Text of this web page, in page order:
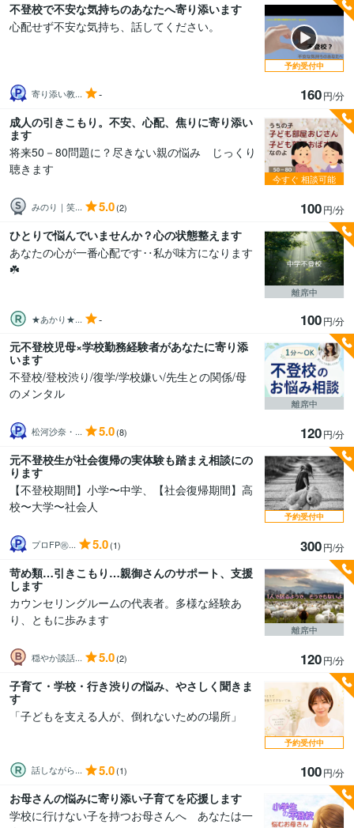
不登校で不安な気持ちのあなたへ寄り添います
心配せず不安な気持ち、話してください。
寄り添い教... - 160円/分
予約受付中
成人の引きこもり。不安、心配、焦りに寄り添い
ます
将来50－80問題に？尽きない親の悩み じっくり
聴きます
みのり｜笑... 5.0(2) 100円/分
今すぐ 相談可能
ひとりで悩んでいませんか？心の状態整えます
あなたの心が一番心配です‥私が味方になります
☘️
★あかり★... - 100円/分
離席中
元不登校児母×学校勤務経験者があなたに寄り添
います
不登校/登校渋り/復学/学校嫌い/先生との関係/母
のメンタル
松河沙奈・... 5.0(8) 120円/分
離席中
元不登校生が社会復帰の実体験も踏まえ相談にの
ります
【不登校期間】小学〜中学、【社会復帰期間】高
校〜大学〜社会人
プロFP㊗... 5.0(1) 300円/分
予約受付中
苛め類…引きこもり…親御さんのサポート、支援
します
カウンセリングルームの代表者。多様な経験あ
り、ともに歩みます
穏やか談話... 5.0(2) 120円/分
離席中
子育て・学校・行き渋りの悩み、やさしく聞きま
す
「子どもを支える人が、倒れないための場所」
話しながら... 5.0(1) 100円/分
予約受付中
お母さんの悩みに寄り添い子育てを応援します
学校に行けない子を持つお母さんへ あなたは一